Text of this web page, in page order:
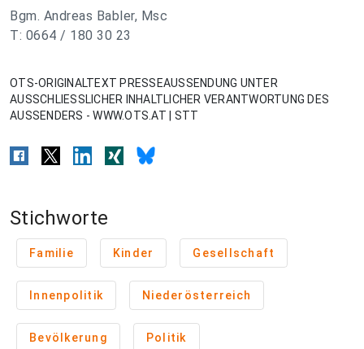
Bgm. Andreas Babler, Msc
T: 0664 / 180 30 23
OTS-ORIGINALTEXT PRESSEAUSSENDUNG UNTER
AUSSCHLIESSLICHER INHALTLICHER VERANTWORTUNG DES
AUSSENDERS - WWW.OTS.AT | STT
Stichworte
Familie Kinder Gesellschaft
Innenpolitik Niederösterreich
Bevölkerung Politik